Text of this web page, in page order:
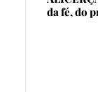
da fé, do